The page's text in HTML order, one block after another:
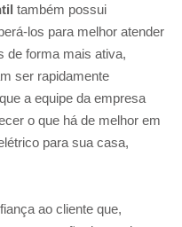
também possui
los para melhor atender
de forma mais ativa,
ser rapidamente
a equipe da empresa
o que há de melhor em
para sua casa,
ao cliente que,